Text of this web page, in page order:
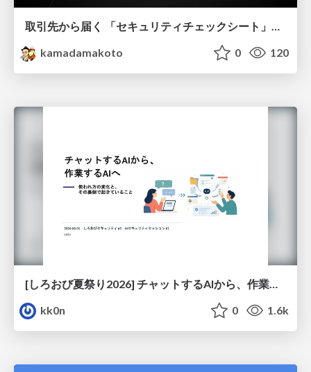
取引先から届く 「セキュリティチェックシート」の読み解き方
kamadamakoto
0 120
[しろおび夏祭り2026] チャットするAIから、作業するAIへ - 使われ方の変化と、その裏側で起きていること
kk0n
0 1.6k